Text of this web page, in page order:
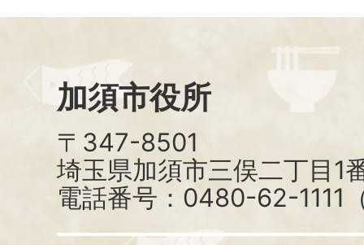
加須市役所
〒347-8501
埼玉県加須市三俣二丁目1
電話番号：0480-62-1111